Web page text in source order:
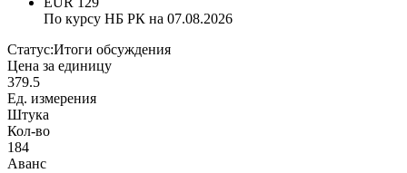
По курсу НБ РК на 07.08.2026
Статус:Итоги обсуждения
Цена за единицу
379.5
Ед. измерения
Штука
Кол-во
184
Аванс